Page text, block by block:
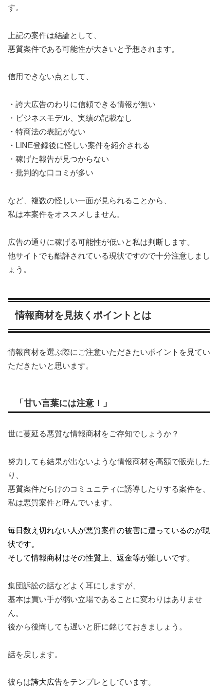
す。
上記の案件は結論として、
悪質案件である可能性が大きいと予想されます。
信用できない点として、
・誇大広告のわりに信頼できる情報が無い
・ビジネスモデル、実績の記載なし
・特商法の表記がない
・LINE登録後に怪しい案件を紹介される
・稼げた報告が見つからない
・批判的な口コミが多い
など、複数の怪しい一面が見られることから、
私は本案件をオススメしません。
広告の通りに稼げる可能性が低いと私は判断します。
他サイトでも酷評されている現状ですので十分注意しまし
ょう。
情報商材を見抜くポイントとは
情報商材を選ぶ際にご注意いただきたいポイントを見てい
ただきたいと思います。
「甘い言葉には注意！」
世に蔓延る悪質な情報商材をご存知でしょうか？
努力しても結果が出ないような情報商材を高額で販売した
り、
悪質案件だらけのコミュニティに誘導したりする案件を、
私は悪質案件と呼んでいます。
毎日数え切れない人が悪質案件の被害に遭っているのが現
状です。
そして情報商材はその性質上、返金等が難しいです。
集団訴訟の話などよく耳にしますが、
基本は買い手が弱い立場であることに変わりはありませ
ん。
後から後悔しても遅いと肝に銘じておきましょう。
話を戻します。
彼らは誇大広告をテンプレとしています。